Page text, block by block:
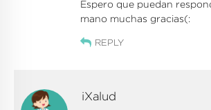
Espero que puedan
mano muchas gracias(:
REPLY
iXalud